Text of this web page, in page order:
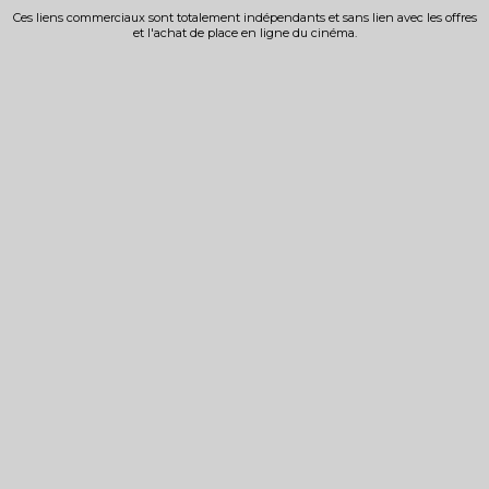
Ces liens commerciaux sont totalement indépendants et sans lien avec les offres
et l'achat de place en ligne du cinéma.